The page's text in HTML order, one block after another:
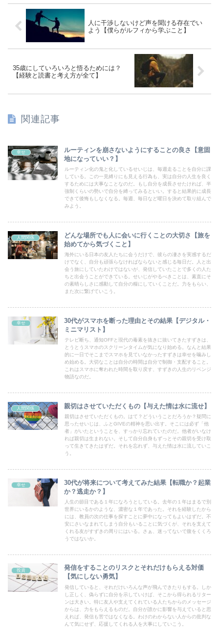
人に干渉しないけど声を聞ける存在でい
よう【僕らがルフィから学ぶこと】
35歳にしていろいろと悟るためには？
【経験と読書と考え方が全て】
関連記事
幸せ
ルーティンを崩さないようにすることの良さ【意固
地になっていい？】
ルーティン化の鬼と化しているせいじは、毎週走ることを自分に課
している。この一見縛りにも見える行為も、実は自分の人生を良く
するためには大事なことなのだ。もし自分を成長させたければ、半
強制くらいの勢いで自分を縛ってみるといい。すると結果的に成長
できて後悔もしなくなる。毎週、毎日など曜日を決めて取り組んで
みよう。
人間関係
どんな場所でも人に会いに行くことの大切さ【旅を
始めてから気づくこと】
海外にいる日本の友人たちに会うだけで、彼らの凄さを実感するだ
けでなく、自分も頑張らなければならないと感じる毎日だ。人と出
会う旅にしていたわけではないが、発信していたことで多くの人た
ちと出会うことができている。せいじがやるべきことは、素直にそ
の素晴らしさに感動して自分の糧にしていくことだ。力をもらい、
また次に繋げていこう。
幸せ
30代がスマホを断った理由とその結果【デジタル・
ミニマリスト】
テレビ断ち、通知OFFと現代の毒素を抜きに抜いてきたすずきは、
とうとうスマホのスクリーンタイムが気になり始める。なんと結果
的に一日でそこまでスマホを見ていなかったすずきは幸せを噛みし
め始める。大切なことは自分の時間は自分で制御・支配すること。
これはスマホに奪われた時間を取り戻す、すずきの人生のリベンジ
物語なのだ。
人間関係 親切はさせていただくもの【与えた情は水に流せ】
親切はさせていただくもの。はて？どういうことだろうか？疑問に
思ったせいじは、ふとGIVEの精神を思い出す。そこには必ず「他
者」がいたということを、すっかり忘れていたのだ。他者がいなけ
れば親切は生まれない。そして自分自身もずっとその親切を受け取
って生きてきたはずだ。それを忘れず、与えた情は水に流していこ
う。
幸せ
30代が将来について考えてみた結果【転職か？起業
か？逃走か？】
人生の節目である１年になろうとしている。去年の１年はまるで別
世界にいるかのような、濃密な１年であった。それを経験したから
には、教員の次の仕事を探すことに夢中になってもよいはずだ。不
安にさいなまれてしまう自分もいることに気づくが、それを支えて
くれる友がすずきの周りにはいる。さぁ、迷ってないで腹をくくろ
うではないか。
投資
発信をすることのリスクとそれだけもらえる対価
【気にしない勇気】
発信していると、それだけいろんな声が飛んできたりもする。しか
し正しく、偽らずに自分を示していけば、そこから得られるリター
ンは大きい。特に友人や支えてくれている人たちからのメッセージ
からは、力をもらえるものだ。自分が誰かに影響を与えていると思
えれば、発信も苦ではなくなる。わけのわからない人からの批判な
んて気にせず、応援してくれる人を大事にしていこう。